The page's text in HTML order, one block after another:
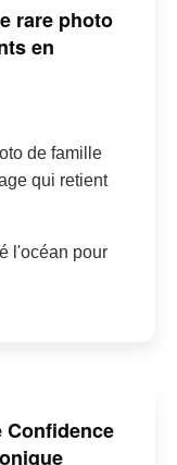
rare photo
en
de famille
qui retient
l'océan pour
Confidence